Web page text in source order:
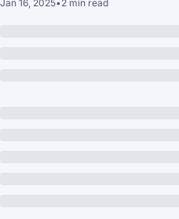
Jan 16, 2025•2 min read